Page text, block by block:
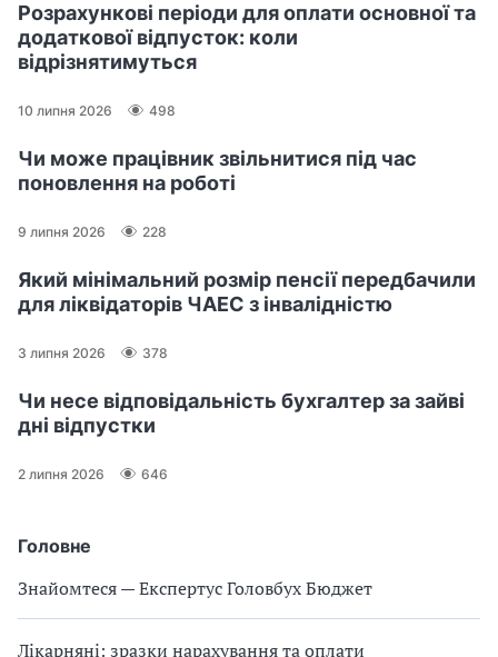
Головне
Знайомтеся — Експертус Головбух Бюджет
Лікарняні: зразки нарахування та оплати
Розрахункові періоди для оплати основної та
додаткової відпусток: коли
відрізнятимуться
10 липня 2026 498
Чи може працівник звільнитися під час
поновлення на роботі
9 липня 2026 228
Який мінімальний розмір пенсії передбачили
для ліквідаторів ЧАЕС з інвалідністю
3 липня 2026 378
Чи несе відповідальність бухгалтер за зайві
дні відпустки
2 липня 2026 646